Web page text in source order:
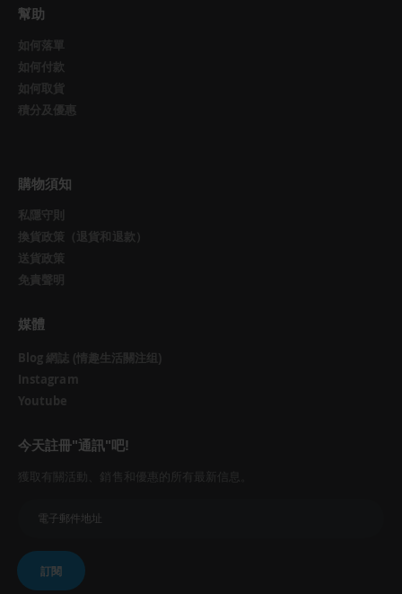
幫助
如何落單
如何付款
如何取貨
積分及優惠
購物須知
私隱守則
換貨政策（退貨和退款）
送貨政策
免責聲明
媒體
Blog 網誌 (情趣生活關注组)
Instagram
Youtube
今天註冊"通訊"吧!
獲取有關活動、銷售和優惠的所有最新信息。
訂閱